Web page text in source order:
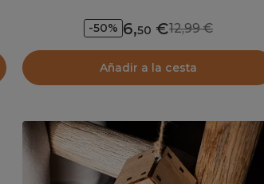
-50% 6,50 12,99
Añadir a la cesta